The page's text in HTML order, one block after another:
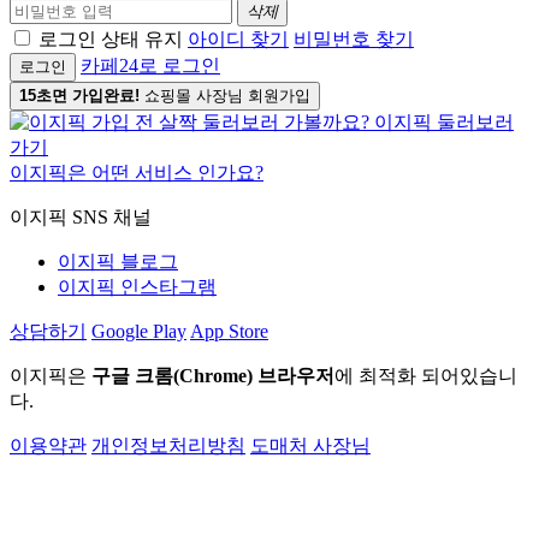
삭제
로그인 상태 유지 아이디 찾기 비밀번호 찾기
로그인 카페24로 로그인
15초면 가입완료! 쇼핑몰 사장님 회원가입
이지픽은 어떤 서비스 인가요?
이지픽 SNS 채널
이지픽 블로그
이지픽 인스타그램
상담하기 Google Play App Store
이지픽은 구글 크롬(Chrome) 브라우저 에 최적화 되어있습니
다.
이용약관 개인정보처리방침 도매처 사장님